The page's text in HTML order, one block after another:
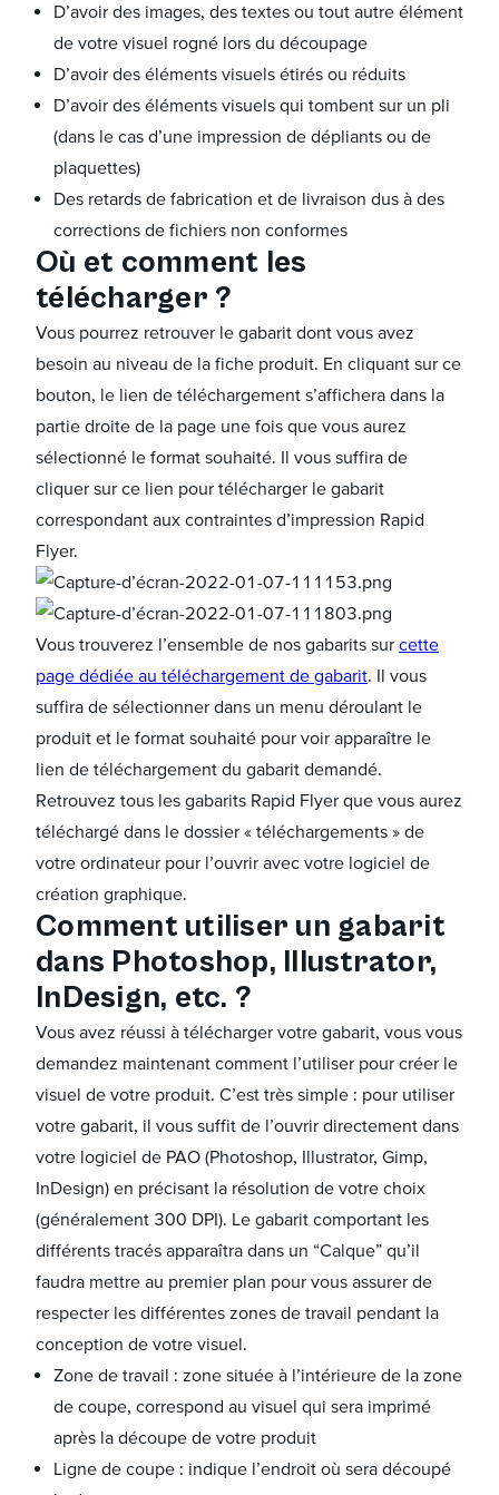
D’avoir des images, des textes ou tout autre élément
de votre visuel rogné lors du découpage
D’avoir des éléments visuels étirés ou réduits
D’avoir des éléments visuels qui tombent sur un pli
(dans le cas d’une impression de dépliants ou de
plaquettes)
Des retards de fabrication et de livraison dus à des
corrections de fichiers non conformes
Où et comment les
télécharger ?
Vous pourrez retrouver le gabarit dont vous avez
besoin au niveau de la fiche produit. En cliquant sur ce
bouton, le lien de téléchargement s’affichera dans la
partie droite de la page une fois que vous aurez
sélectionné le format souhaité. Il vous suffira de
cliquer sur ce lien pour télécharger le gabarit
correspondant aux contraintes d’impression Rapid
Flyer.
Vous trouverez l’ensemble de nos gabarits sur cette
page dédiée au téléchargement de gabarit. Il vous
suffira de sélectionner dans un menu déroulant le
produit et le format souhaité pour voir apparaître le
lien de téléchargement du gabarit demandé.
Retrouvez tous les gabarits Rapid Flyer que vous aurez
téléchargé dans le dossier « téléchargements » de
votre ordinateur pour l’ouvrir avec votre logiciel de
création graphique.
Comment utiliser un gabarit
dans Photoshop, Illustrator,
InDesign, etc. ?
Vous avez réussi à télécharger votre gabarit, vous vous
demandez maintenant comment l’utiliser pour créer le
visuel de votre produit. C’est très simple : pour utiliser
votre gabarit, il vous suffit de l’ouvrir directement dans
votre logiciel de PAO (Photoshop, Illustrator, Gimp,
InDesign) en précisant la résolution de votre choix
(généralement 300 DPI). Le gabarit comportant les
différents tracés apparaîtra dans un “Calque” qu’il
faudra mettre au premier plan pour vous assurer de
respecter les différentes zones de travail pendant la
conception de votre visuel.
Zone de travail : zone située à l’intérieure de la zone
de coupe, correspond au visuel qui sera imprimé
après la découpe de votre produit
Ligne de coupe : indique l’endroit où sera découpé